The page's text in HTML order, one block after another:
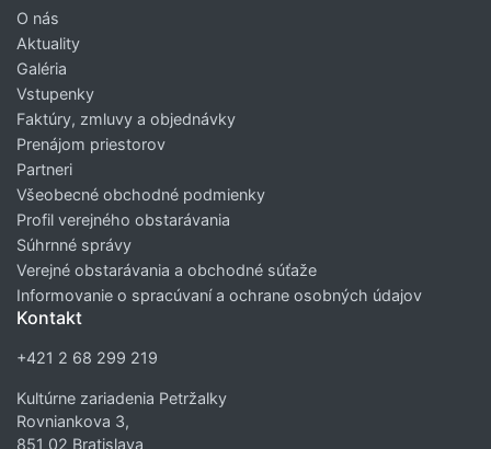
O nás
Aktuality
Galéria
Vstupenky
Faktúry, zmluvy a objednávky
Prenájom priestorov
Partneri
Všeobecné obchodné podmienky
Profil verejného obstarávania
Súhrnné správy
Verejné obstarávania a obchodné súťaže
Informovanie o spracúvaní a ochrane osobných údajov
Kontakt
+421 2 68 299 219
Kultúrne zariadenia Petržalky
Rovniankova 3,
851 02 Bratislava